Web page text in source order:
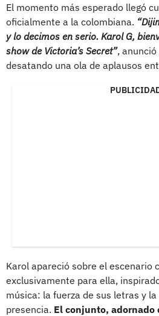
El momento más esperado llegó
oficialmente a la colombiana.
y lo decimos en serio. Karol G,
show de Victoria’s Secret”,
desatando una ola de aplausos
Karol apareció sobre el escenario
exclusivamente para ella,
música: la fuerza de sus letras y
presencia. El conjunto,